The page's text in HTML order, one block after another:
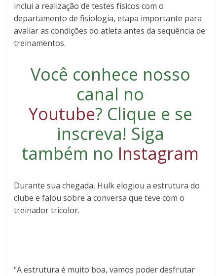
inclui a realização de testes físicos com o
departamento de fisiologia, etapa importante para
avaliar as condições do atleta antes da sequência de
treinamentos.
Você conhece nosso
canal no
Youtube? Clique e se
inscreva! Siga
também no Instagram
Durante sua chegada, Hulk elogiou a estrutura do
clube e falou sobre a conversa que teve com o
treinador tricolor.
“A estrutura é muito boa, vamos poder desfrutar